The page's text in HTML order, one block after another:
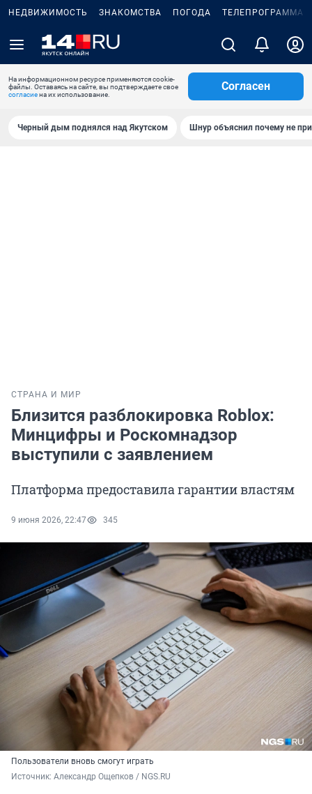
НЕДВИЖИМОСТЬ ЗНАКОМСТВА ПОГОДА ТЕЛЕПРОГРАММА
На информационном ресурсе применяются cookie-
файлы. Оставаясь на сайте, вы подтверждаете свое
согласиена их использование.
Согласен
Черный дым поднялся над Якутском Шнур объяснил почему не
СТРАНА И МИР
Близится разблокировка Roblox:
Минцифры и Роскомнадзор
выступили с заявлением
Платформа предоставила гарантии властям
9 июня 2026, 22:47 345
Пользователи вновь смогут играть
Источник: Александр Ощепков / NGS.RU